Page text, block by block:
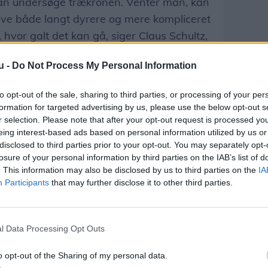
- Do Not Process My Personal Information
opt-out of the sale, sharing to third parties, or processing of your
for targeted advertising by us, please use the below opt-out
selection. Please note that after your opt-out request is processed
interest-based ads based on personal information utilized by us
to third parties prior to your opt-out. You may separately
of your personal information by third parties on the IAB’s list of
This information may also be disclosed by us to third parties on the
Participants that may further disclose it to other third parties.
Data Processing Opt Outs
opt-out of the Sharing of my personal data.
både langt dyrere og mere kompliceret
galt det kan gå, siger Claus Schultz,
ud, at Odense Kommune har afsat
af larven.
første omgang besluttet at stoppe køb
periode.
sig allerede nu på en eventuel
tæt.
i larvestadiet fra april til juli.